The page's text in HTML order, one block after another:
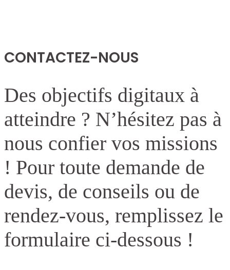
CONTACTEZ-NOUS
Des objectifs digitaux à
atteindre ? N’hésitez pas à
nous confier vos missions
! Pour toute demande de
devis, de conseils ou de
rendez-vous, remplissez le
formulaire ci-dessous !